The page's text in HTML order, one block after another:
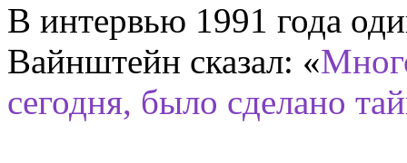
В интервью 1991 года
Вайнштейн сказал: «
сегодня, было сделано